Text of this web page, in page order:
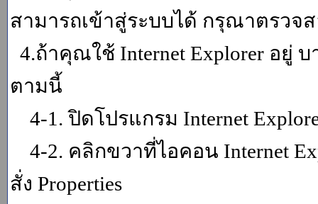
สามารถเข้าสู่ระบบได้ กรุณาตรวจส
4.ถ้าคุณใช้ Internet Explorer อยู่
ตามนี้
4-1. ปิดโปรแกรม Internet
4-2. คลิกขวาที่ไอคอน Internet
สั่ง Properties